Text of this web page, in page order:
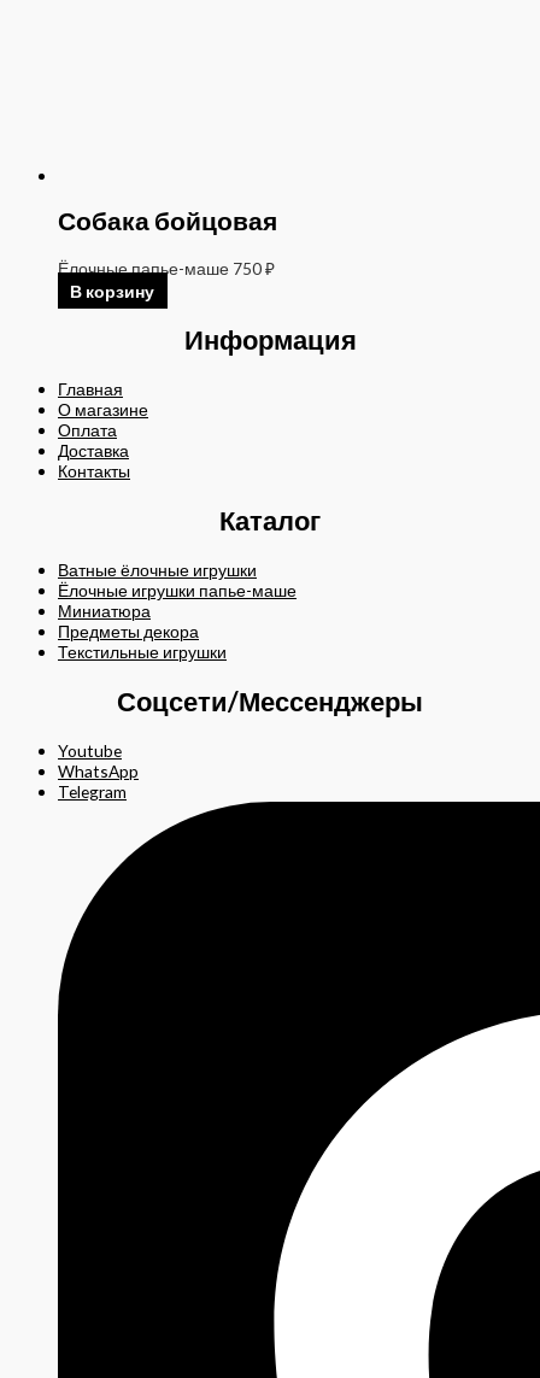
Собака бойцовая
Ёлочные папье-маше 750₽
В корзину
Информация
Главная
О магазине
Оплата
Доставка
Контакты
Каталог
Ватные ёлочные игрушки
Ёлочные игрушки папье-маше
Миниатюра
Предметы декора
Текстильные игрушки
Соцсети/Мессенджеры
Youtube
WhatsApp
Telegram